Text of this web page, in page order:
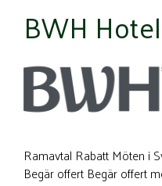
BWH
Ramavtal Rabatt Möten i
Begär offert Begär offert